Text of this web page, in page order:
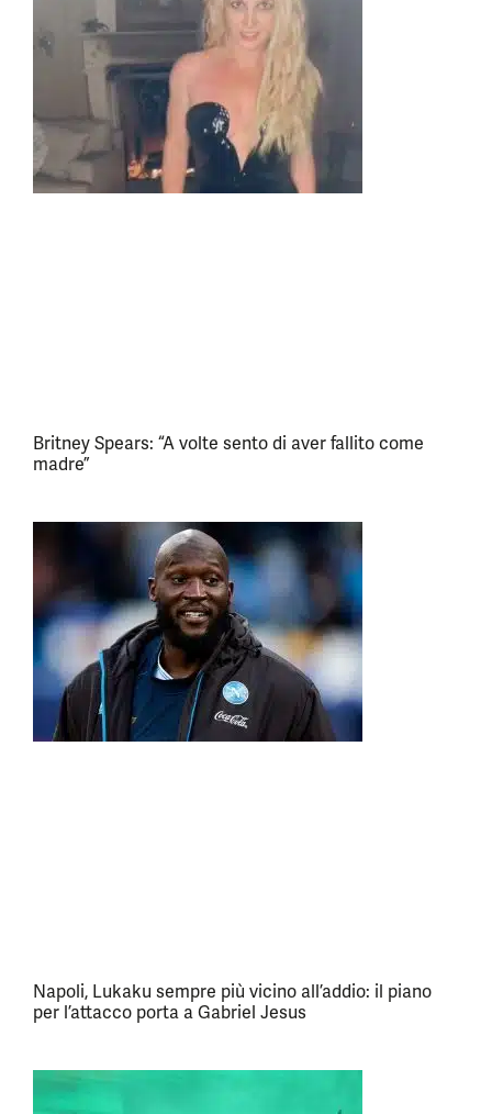
Britney Spears: “A volte sento di aver fallito come
madre”
Napoli, Lukaku sempre più vicino all’addio: il piano
per l’attacco porta a Gabriel Jesus